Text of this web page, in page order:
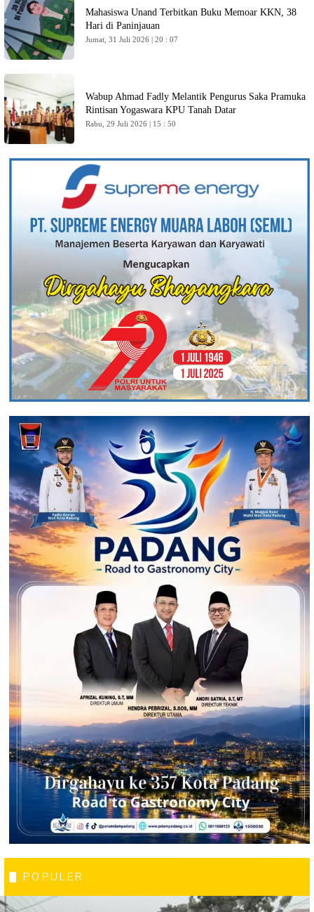
Mahasiswa Unand Terbitkan Buku Memoar KKN, 38
Hari di Paninjauan
Jumat, 31 Juli 2026 | 20 : 07
Wabup Ahmad Fadly Melantik Pengurus Saka Pramuka
Rintisan Yogaswara KPU Tanah Datar
Rabu, 29 Juli 2026 | 15 : 50
POPULER